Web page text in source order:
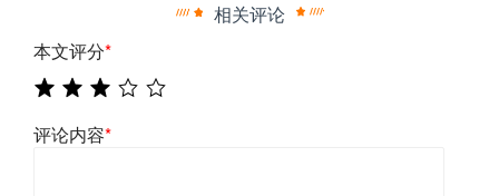
相关评论
本文评分*
评论内容*